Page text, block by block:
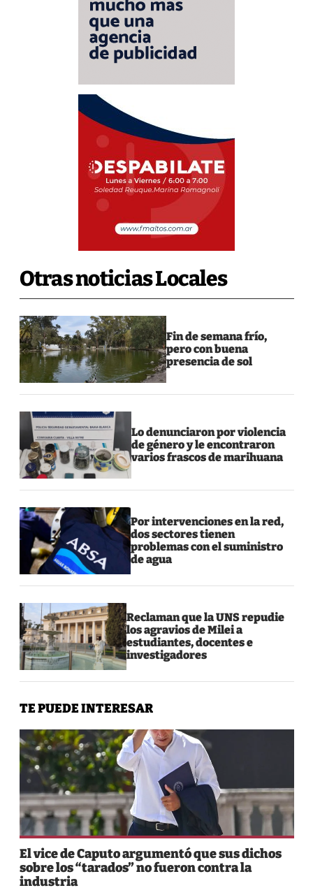
Otras noticias Locales
Fin de semana frío,
pero con buena
presencia de sol
Lo denunciaron por violencia
de género y le encontraron
varios frascos de marihuana
Por intervenciones en la red,
dos sectores tienen
problemas con el suministro
de agua
Reclaman que la UNS repudie
los agravios de Milei a
estudiantes, docentes e
investigadores
TE PUEDE INTERESAR
El vice de Caputo argumentó que sus dichos
sobre los “tarados” no fueron contra la
industria